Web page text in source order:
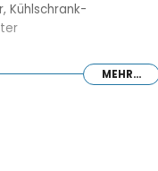
Kühlschrank-
MEHR...